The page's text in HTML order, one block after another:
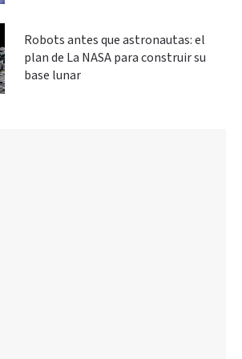
Robots antes que astronautas: el
plan de La NASA para construir su
base lunar